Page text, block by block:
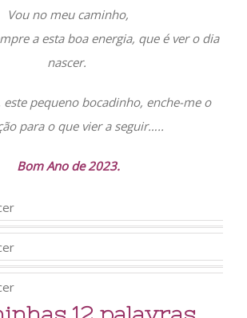
Vou no meu caminho,
a esta boa energia, que é ver o dia
nascer.
este pequeno bocadinho, enche-me o
para o que vier a seguir…..
Bom Ano de 2023.